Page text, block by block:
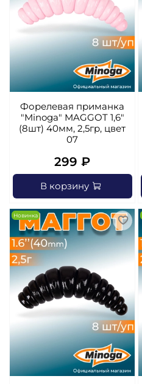
Форелевая приманка
"Minoga" MAGGOT 1,6"
(8шт) 40мм, 2,5гр, цвет
07
299 ₽
В корзину
Новинка